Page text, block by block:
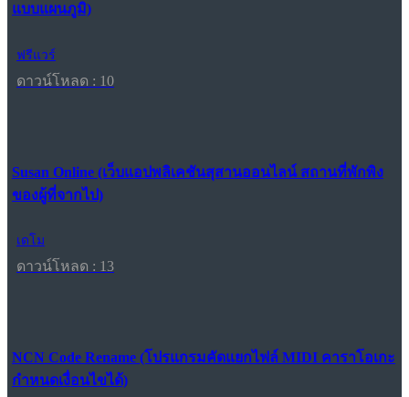
แบบแผนภูมิ)
ฟรีแวร์
ดาวน์โหลด : 10
Susan Online (เว็บแอปพลิเคชันสุสานออนไลน์ สถานที่พักพิง
ของผู้ที่จากไป)
เดโม
ดาวน์โหลด : 13
NCN Code Rename (โปรแกรมคัดแยกไฟล์ MIDI คาราโอเกะ
กำหนดเงื่อนไขได้)